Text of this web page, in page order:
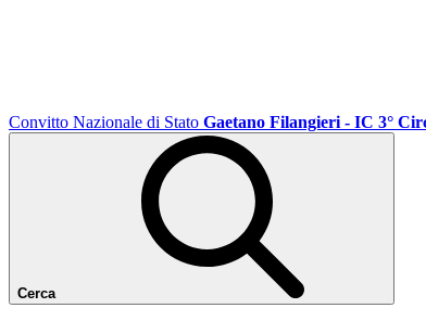
Convitto Nazionale di Stato Gaetano Filangieri - IC 3°
Cerca